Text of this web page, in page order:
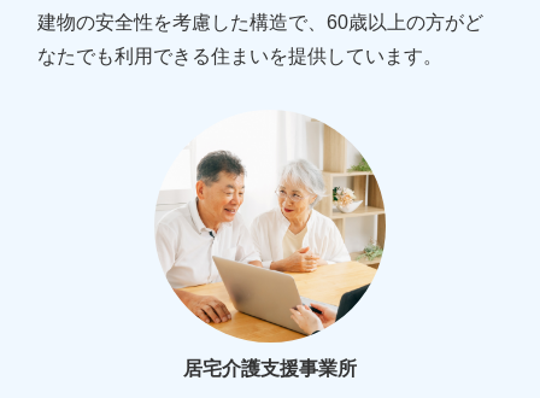
建物の安全性を考慮した構造で、60歳以上の方がど
なたでも利用できる住まいを提供しています。
居宅介護支援事業所